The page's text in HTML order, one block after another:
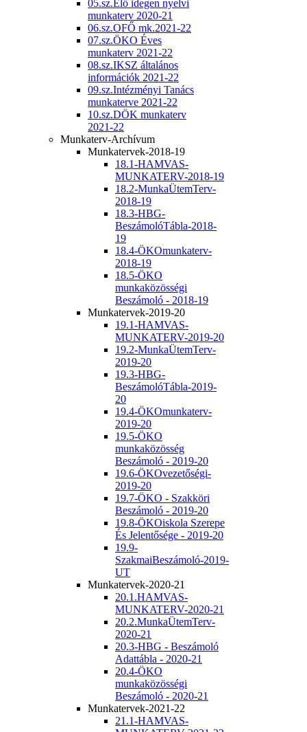
05.sz.Élő idegen nyelvi
munkaterv 2020-21
06.sz.OFŐ mk.2021-22
07.sz.ÖKO Éves
munkaterv 2021-22
08.sz.IKSZ általános
információk 2021-22
09.sz.Intézményi Tanács
munkaterve 2021-22
10.sz.DÖK munkaterv
2021-22
Munkaterv-Archívum
Munkatervek-2018-19
18.1-HAMVAS-
MUNKATERV-2018-19
18.2-MunkaÜtemTerv-
2018-19
18.3-HBG-
BeszámolóTábla-2018-
19
18.4-ÖKOmunkaterv-
2018-19
18.5-ÖKO
munkaközösségi
Beszámoló - 2018-19
Munkatervek-2019-20
19.1-HAMVAS-
MUNKATERV-2019-20
19.2-MunkaÜtemTerv-
2019-20
19.3-HBG-
BeszámolóTábla-2019-
20
19.4-ÖKOmunkaterv-
2019-20
19.5-ÖKO
munkaközösség
Beszámoló - 2019-20
19.6-ÖKOvezetőségi-
2019-20
19.7-ÖKO - Szakköri
Beszámoló - 2019-20
19.8-ÖKOiskola Szerepe
És Jelentősége - 2019-20
19.9-
SzakmaiBeszámoló-2019-
UT
Munkatervek-2020-21
20.1.HAMVAS-
MUNKATERV-2020-21
20.2.MunkaÜtemTerv-
2020-21
20.3-HBG - Beszámoló
Adattábla - 2020-21
20.4-ÖKO
munkaközösségi
Beszámoló - 2020-21
Munkatervek-2021-22
21.1-HAMVAS-